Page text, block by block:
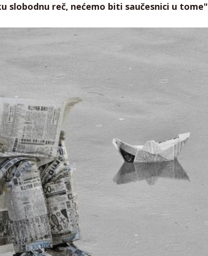
slobodnu reč, nećemo biti saučesnici u tome"